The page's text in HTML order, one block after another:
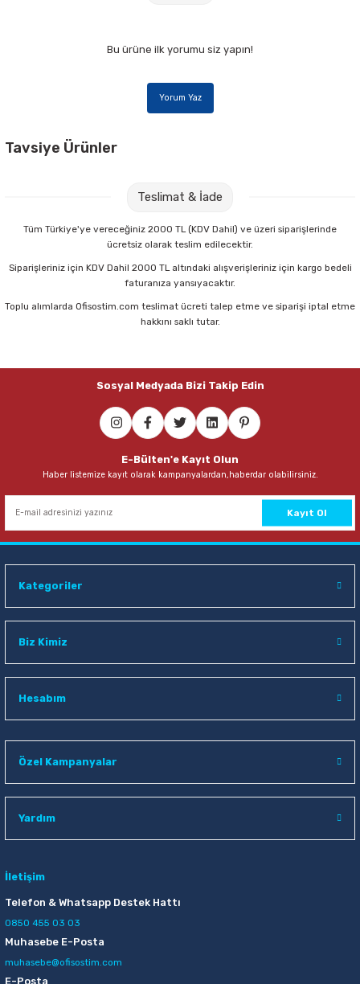
Bu ürüne ilk yorumu siz yapın!
Yorum Yaz
Tavsiye Ürünler
33,00 TL
Noki Liqeo Sign Gel Pen 1,0 mm Kırmızı İmza Kalemi
Sepete Ekle
Teslimat & İade
Tüm Türkiye'ye vereceğiniz 2000 TL (KDV Dahil) ve üzeri siparişlerinde
ücretsiz olarak teslim edilecektir.
Siparişleriniz için KDV Dahil 2000 TL altındaki alışverişleriniz için kargo bedeli
faturanıza yansıyacaktır.
Toplu alımlarda Ofisostim.com teslimat ücreti talep etme ve siparişi iptal etme
hakkını saklı tutar.
Sosyal Medyada Bizi Takip Edin
E-Bülten'e Kayıt Olun
Haber listemize kayıt olarak kampanyalardan,haberdar olabilirsiniz.
Kayıt Ol
Kategoriler
Biz Kimiz
Hesabım
Özel Kampanyalar
Yardım
İletişim
Telefon & Whatsapp Destek Hattı
0850 455 03 03
Muhasebe E-Posta
muhasebe@ofisostim.com
E-Posta